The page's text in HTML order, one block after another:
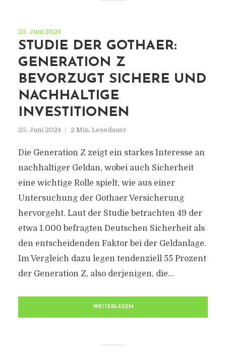
25. Juni 2024
STUDIE DER GOTHAER:
GENERATION Z
BEVORZUGT SICHERE UND
NACHHALTIGE
INVESTITIONEN
25. Juni 2024 2 Min. Lesedauer
Die Generation Z zeigt ein starkes Interesse an
nachhaltiger Geldan, wobei auch Sicherheit
eine wichtige Rolle spielt, wie aus einer
Untersuchung der Gothaer Versicherung
hervorgeht. Laut der Studie betrachten 49 der
etwa 1.000 befragten Deutschen Sicherheit als
den entscheidenden Faktor bei der Geldanlage.
Im Vergleich dazu legen tendenziell 55 Prozent
der Generation Z, also derjenigen, die...
WEITERLESEN